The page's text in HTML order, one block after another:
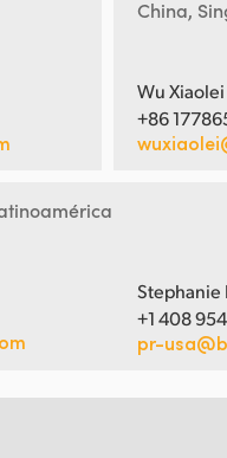
China,
Wu
+86
Stephanie
+1 408
pr-